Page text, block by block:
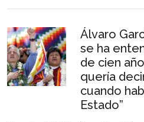
Álvaro
se ha
de cien
quería
cuando
Estado”